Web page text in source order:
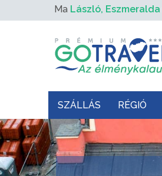
Ma László, Eszmeralda
SZÁLLÁS RÉGIÓ